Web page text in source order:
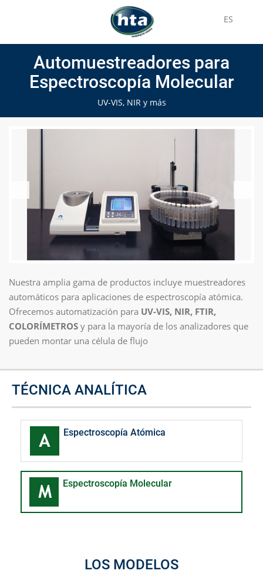
ES
Automuestreadores para
Espectroscopía Molecular
UV-VIS, NIR y más
Nuestra amplia gama de productos incluye muestreadores
automáticos para aplicaciones de espectroscopía atómica.
Ofrecemos automatización para UV-VIS, NIR, FTIR,
COLORÍMETROS y para la mayoría de los analizadores que
pueden montar una célula de flujo
TÉCNICA ANALÍTICA
Espectroscopía Atómica
Espectroscopía Molecular
LOS MODELOS